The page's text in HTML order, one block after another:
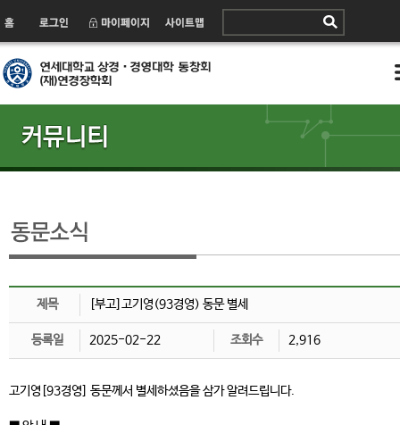
제목 [부고]고기영(93경영) 동문 별세
등록일 2025-02-22 조회수 2,916
고기영[93경영] 동문께서 별세하셨음을 삼가 알려드립니다.